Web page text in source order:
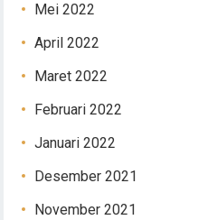
Mei 2022
April 2022
Maret 2022
Februari 2022
Januari 2022
Desember 2021
November 2021